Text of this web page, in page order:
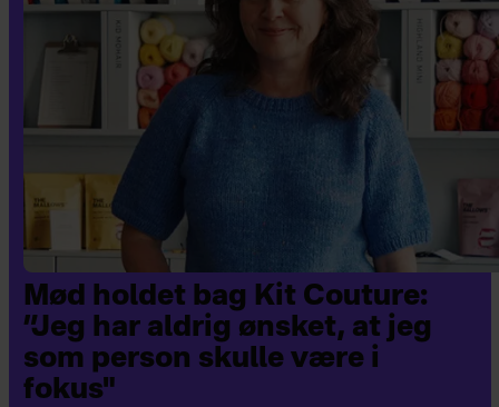
Mød holdet bag Kit Couture:
”Jeg har aldrig ønsket, at jeg
som person skulle være i
fokus"